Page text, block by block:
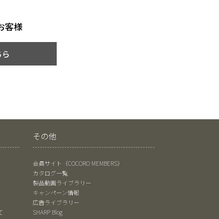
客様
その他
会員サイト（COCORO MEMBERS）
カタログ一覧
製品動画ライブラリー
キャンペーン情報
広告ライブラリー
SHARP Blog